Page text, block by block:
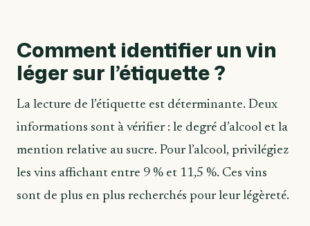
Comment identifier un vin
léger sur l’étiquette ?
La lecture de l’étiquette est déterminante. Deux
informations sont à vérifier : le degré d’alcool et la
mention relative au sucre. Pour l’alcool, privilégiez
les vins affichant entre 9 % et 11,5 %. Ces vins
sont de plus en plus recherchés pour leur légèreté.